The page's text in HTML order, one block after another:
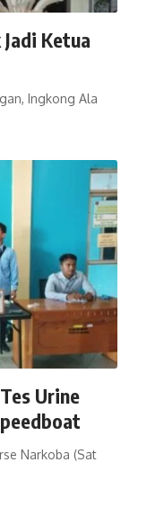
Ketua
Ingkong Ala
Urine
Narkoba (Sat